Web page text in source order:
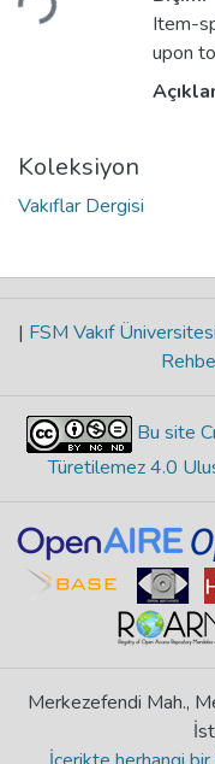
Item-
upon
Koleksiyon
Vakıflar Dergisi
| FSM Vakıf Üniversitesi
Bu site
Türetilemez 4.0
Merkezefendi Mah.,